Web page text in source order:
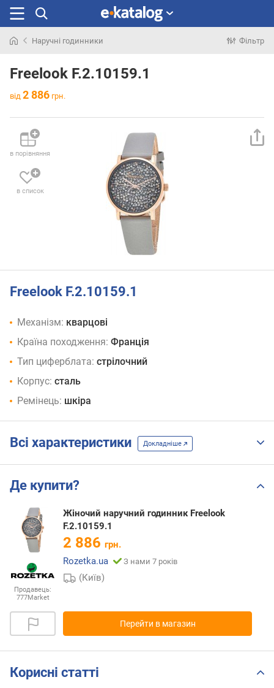
раніше
Наручні годинники Фільтр
Freelook F.2.10159.1
від 2 886 грн.
в порівняння
в список
Freelook F.2.10159.1
Механізм: кварцові
Країна походження: Франція
Тип циферблата: стрілочний
Корпус: сталь
Ремінець: шкіра
Всі характеристики Докладніше
Де купити?
Продавець:
777Market
Жіночий наручний годинник Freelook
F.2.10159.1
2 886 грн.
Rozetka.ua
З нами 7 років
(Київ)
Перейти в магазин
Корисні статті